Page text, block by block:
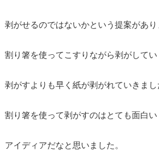
剥がせるのではないかという提案があ
割り箸を使ってこすりながら剥がして
剥がすよりも早く紙が剥がれていきまし
割り箸を使って剥がすのはとても面白い
アイディアだなと思いました。